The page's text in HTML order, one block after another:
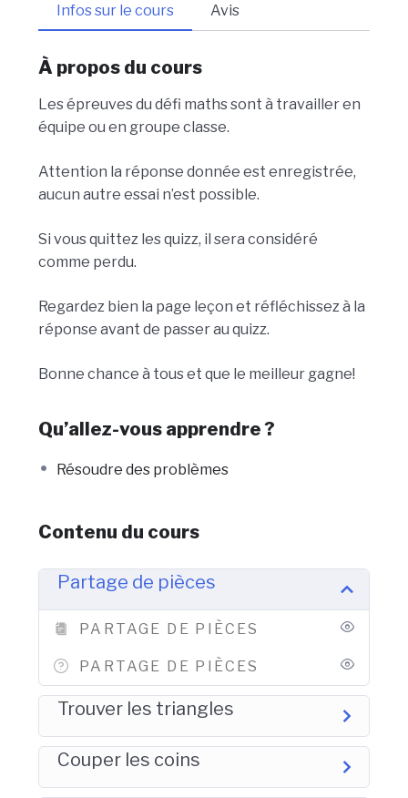
Infos sur le cours Avis
À propos du cours
Les épreuves du défi maths sont à travailler en
équipe ou en groupe classe.
Attention la réponse donnée est enregistrée,
aucun autre essai n’est possible.
Si vous quittez les quizz, il sera considéré
comme perdu.
Regardez bien la page leçon et réfléchissez à la
réponse avant de passer au quizz.
Bonne chance à tous et que le meilleur gagne!
Qu’allez-vous apprendre ?
Résoudre des problèmes
Contenu du cours
Partage de pièces
PARTAGE DE PIÈCES
PARTAGE DE PIÈCES
Trouver les triangles
Couper les coins